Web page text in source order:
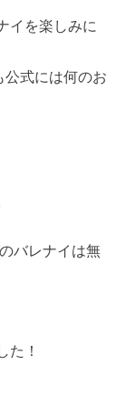
イを楽しみに
公式には何のお
バレナイは無
た！